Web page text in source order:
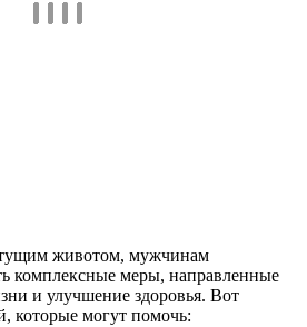
животом, мужчинам
комплексные меры, направленные
и улучшение здоровья. Вот
которые могут помочь: